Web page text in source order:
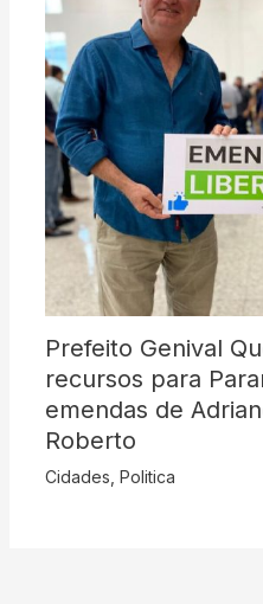
Prefeito Genival
recursos para
emendas de
Roberto
Cidades, Politica